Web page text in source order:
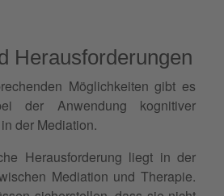
Herausforderungen
Möglichkeiten gibt es
der Anwendung kognitiver
der Mediation.
Herausforderung liegt in der
Mediation und Therapie.